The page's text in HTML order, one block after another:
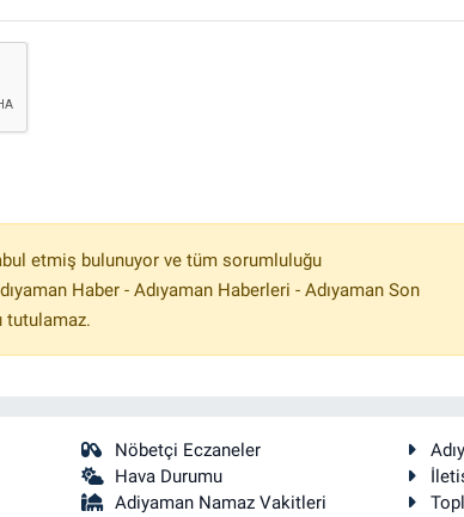
etmiş bulunuyor ve tüm sorumluluğu
Haber - Adıyaman Haberleri - Adıyaman Son
tutulamaz.
Nöbetçi Eczaneler
Hava Durumu
Adiyaman Namaz Vakitleri